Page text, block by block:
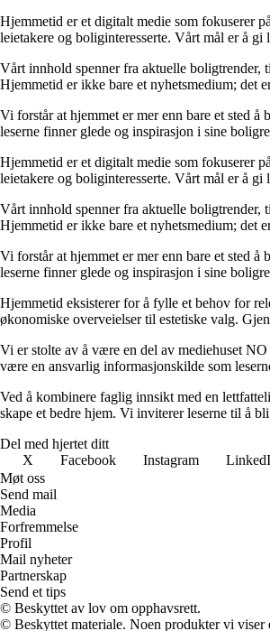
Hjemmetid er et digitalt medie som fokuserer
leietakere og boliginteresserte. Vårt mål er å
Vårt innhold spenner fra aktuelle boligtrender,
Hjemmetid er ikke bare et nyhetsmedium; det
Vi forstår at hjemmet er mer enn bare et sted
leserne finner glede og inspirasjon i sine
Hjemmetid er et digitalt medie som fokuserer
leietakere og boliginteresserte. Vårt mål er å
Vårt innhold spenner fra aktuelle boligtrender,
Hjemmetid er ikke bare et nyhetsmedium; det
Vi forstår at hjemmet er mer enn bare et sted
leserne finner glede og inspirasjon i sine
Hjemmetid eksisterer for å fylle et behov for
økonomiske overveielser til estetiske valg.
Vi er stolte av å være en del av mediehuset
være en ansvarlig informasjonskilde som
Ved å kombinere faglig innsikt med en
skape et bedre hjem. Vi inviterer leserne til å
Del med hjertet ditt
X
Facebook Instagram
Møt oss
Send mail
Media
Forfremmelse
Profil
Mail nyheter
Partnerskap
Send et tips
© Beskyttet av lov om opphavsrett.
© Beskyttet materiale. Noen produkter vi viser